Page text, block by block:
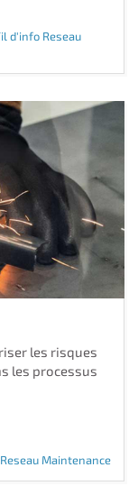
d'info Reseau
les risques
les processus
Maintenance